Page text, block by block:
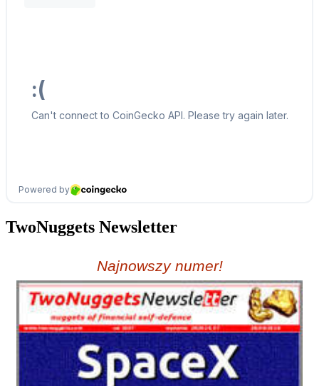
TwoNuggets Newsletter
Najnowszy numer!